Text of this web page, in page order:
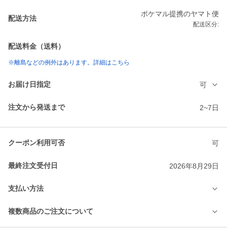
配送方法
ポケマル提携のヤマト便
配送区分:
配送料金（送料）
※離島などの例外はあります。詳細はこちら
お届け日指定 可
注文から発送まで 2~7日
クーポン利用可否 可
最終注文受付日 2026年8月29日
支払い方法
複数商品のご注文について